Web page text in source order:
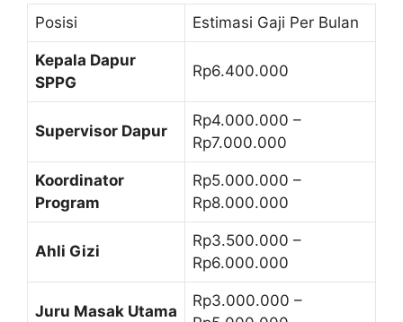
Posisi Estimasi Gaji Per Bulan
Kepala Dapur
SPPG
Rp6.400.000
Supervisor Dapur
Rp4.000.000 –
Rp7.000.000
Koordinator
Program
Rp5.000.000 –
Rp8.000.000
Ahli Gizi
Rp3.500.000 –
Rp6.000.000
Juru Masak Utama
Rp3.000.000 –